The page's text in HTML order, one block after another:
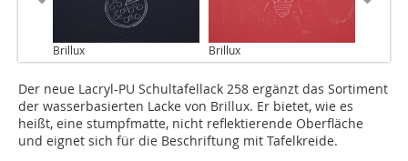
Brillux Brillux
Der neue Lacryl-PU Schultafellack 258 ergänzt das Sortiment
der wasserbasierten Lacke von Brillux. Er bietet, wie es
heißt, eine stumpfmatte, nicht reflektierende Oberfläche
und eignet sich für die Beschriftung mit Tafelkreide.